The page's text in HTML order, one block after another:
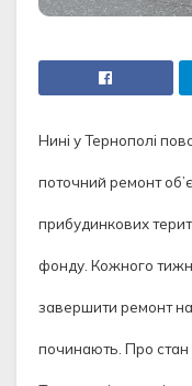
Нині у Тернополі
поточний ремонт
прибудинкових
фонду. Кожного
завершити ремонт на
починають. Про стан